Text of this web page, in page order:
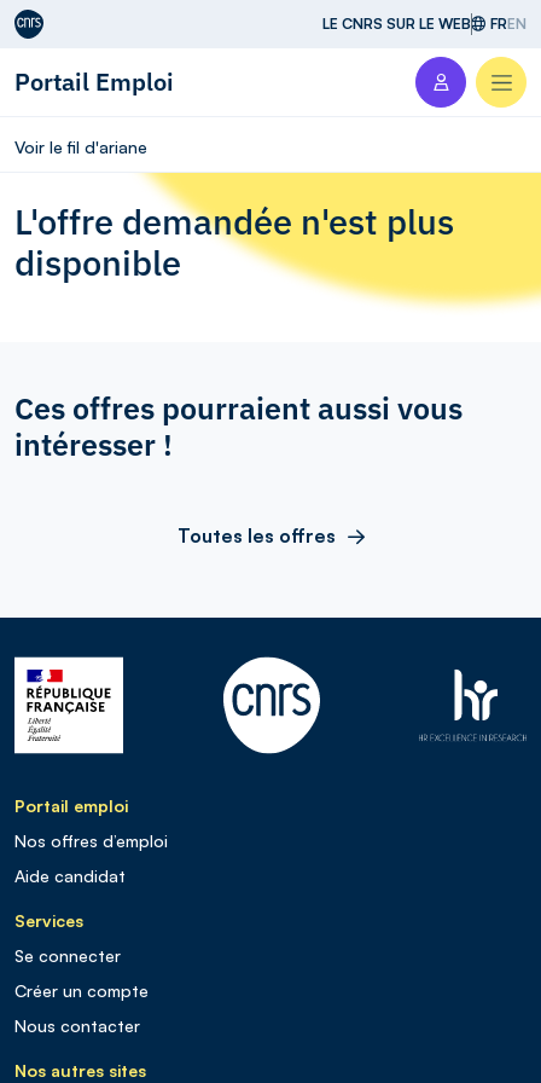
Aller au contenu LE CNRS SUR LE WEB FREN
Portail Emploi
Voir le fil d'ariane
L'offre demandée n'est plus
disponible
Ces offres pourraient aussi vous
intéresser !
Toutes les offres
Portail emploi
Nos offres d’emploi
Aide candidat
Services
Se connecter
Créer un compte
Nous contacter
Nos autres sites